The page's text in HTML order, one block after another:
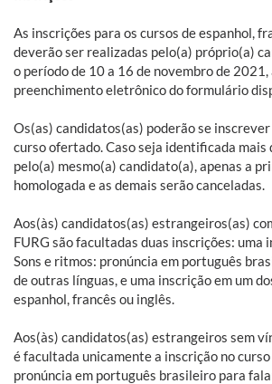
As inscrições para os cursos de espanhol,
deverão ser realizadas pelo(a) próprio(a)
o período de 10 a 16 de novembro de
preenchimento eletrônico do formulário
Os(as) candidatos(as) poderão se inscrever
curso ofertado. Caso seja identificada mais
pelo(a) mesmo(a) candidato(a), apenas a
homologada e as demais serão canceladas.
Aos(às) candidatos(as) estrangeiros(as)
FURG são facultadas duas inscrições: uma
Sons e ritmos: pronúncia em português
de outras línguas, e uma inscrição em um
espanhol, francês ou inglês.
Aos(às) candidatos(as) estrangeiros sem
é facultada unicamente a inscrição no
pronúncia em português brasileiro para